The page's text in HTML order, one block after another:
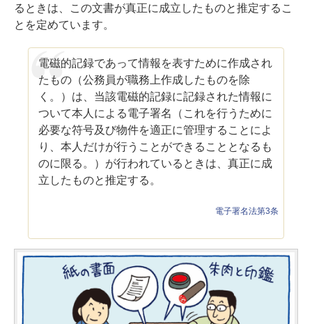
るときは、この文書が真正に成立したものと推定するこ
とを定めています。
電磁的記録であって情報を表すために作成され
たもの（公務員が職務上作成したものを除
く。）は、当該電磁的記録に記録された情報に
ついて本人による電子署名（これを行うために
必要な符号及び物件を適正に管理することによ
り、本人だけが行うことができることとなるも
のに限る。）が行われているときは、真正に成
立したものと推定する。
電子署名法第3条